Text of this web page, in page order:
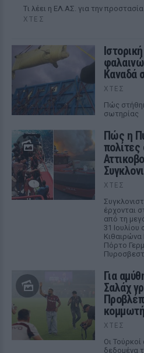
Tι λέει η ΕΛ.ΑΣ. για την
ΧΤΕΣ
Καναδά
ΧΤΕΣ
Πώς
σωτηρίας
Πώς η
ΧΤΕΣ
έρχονται
από τη
31 Ιουλίου
Κιθαιρώνα
Πόρτο
Για
Σαλάχ
ΧΤΕΣ
Οι
δεδομένα